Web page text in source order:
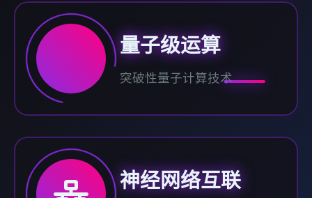
量子级运算
突破性量子计算技术
神经网络互联